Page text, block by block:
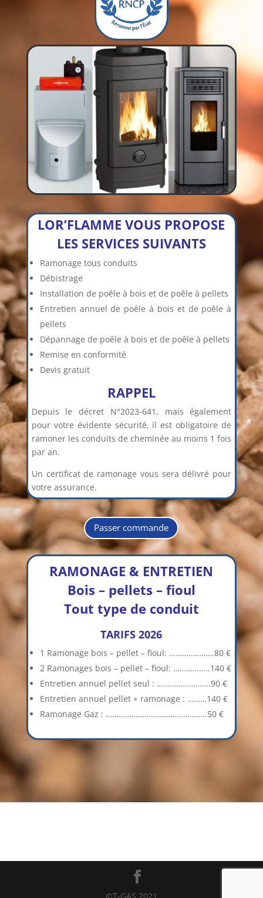
LOR’FLAMME VOUS PROPOSE
LES SERVICES SUIVANTS
Ramonage tous conduits
Débistrage
Installation de poêle à bois et de poêle à pellets
Entretien annuel de poêle à bois et de poêle à
pellets
Dépannage de poêle à bois et de poêle à pellets
Remise en conformité
Devis gratuit
RAPPEL
Depuis le décret N°2023-641, mais également
pour votre évidente sécurité, il est obligatoire de
ramoner les conduits de cheminée au moins 1 fois
par an.
Un certificat de ramonage vous sera délivré pour
votre assurance.
Passer commande
RAMONAGE & ENTRETIEN
Bois – pellets – fioul
Tout type de conduit
TARIFS 2026
1 Ramonage bois – pellet – fioul: …………………80 €
2 Ramonages bois – pellet – fioul: ……………..140 €
Entretien annuel pellet seul : …………………….90 €
Entretien annuel pellet + ramonage : ………140 €
Ramonage Gaz : ………………………………………..50 €
©T-GAS 2021